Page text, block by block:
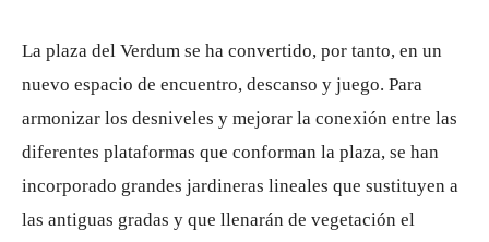
La plaza del Verdum se ha convertido, por tanto, en un
nuevo espacio de encuentro, descanso y juego. Para
armonizar los desniveles y mejorar la conexión entre las
diferentes plataformas que conforman la plaza, se han
incorporado grandes jardineras lineales que sustituyen a
las antiguas gradas y que llenarán de vegetación el